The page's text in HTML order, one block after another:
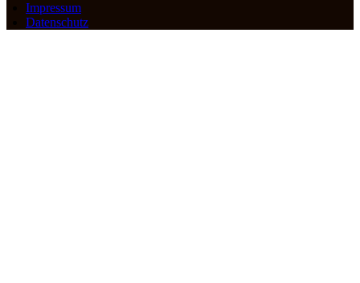
Impressum
Datenschutz